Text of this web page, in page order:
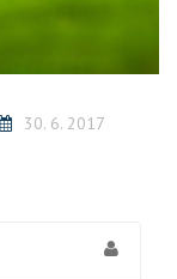
30. 6. 2017